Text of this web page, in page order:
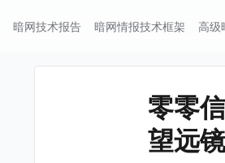
暗网技术报告 暗网情报技术框架 高级
零零
望远